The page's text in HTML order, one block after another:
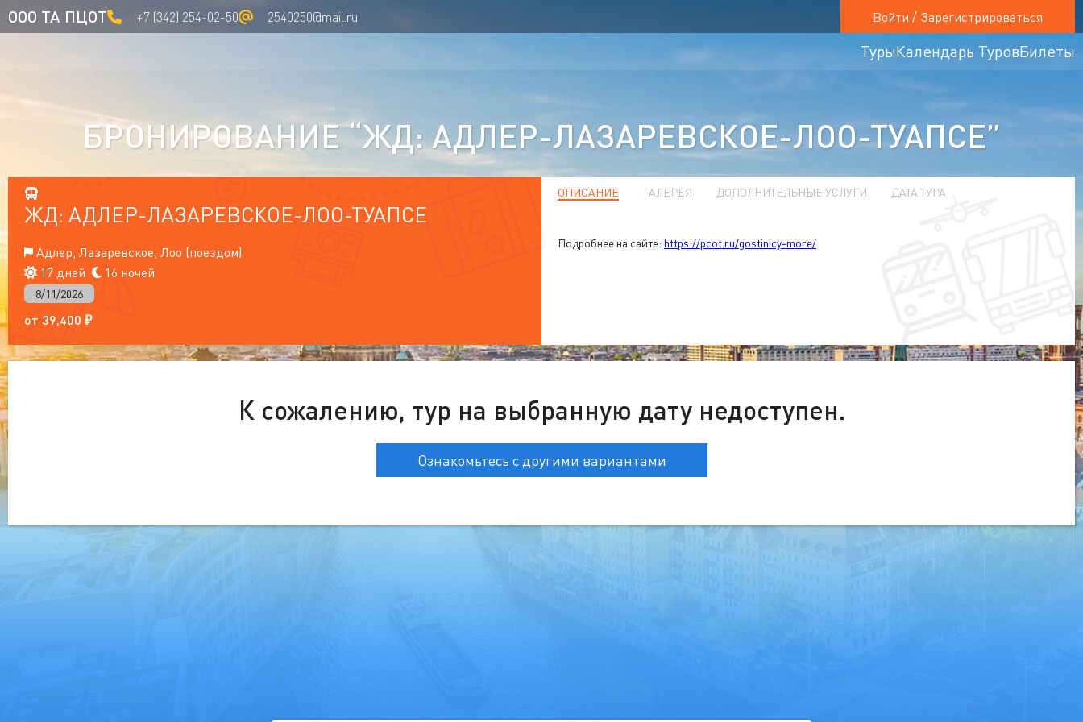
ООО ТА ПЦОТ +7 (342) 254-02-50 2540250@mail.ru Войти / Зарегистрироваться
ТурыКалендарь ТуровБилеты
БРОНИРОВАНИЕ “ЖД: АДЛЕР-ЛАЗАРЕВСКОЕ-ЛОО-ТУАПСЕ”
ЖД: АДЛЕР-ЛАЗАРЕВСКОЕ-ЛОО-ТУАПСЕ
Адлер, Лазаревское, Лоо (поездом)
17 дней
16 ночей
8/11/2026
от 39,400 ₽
ОПИСАНИЕ ГАЛЕРЕЯ ДОПОЛНИТЕЛЬНЫЕ УСЛУГИ ДАТА ТУРА
Подробнее на сайте: https://pcot.ru/gostinicy-more/
К сожалению, тур на выбранную дату недоступен.
Ознакомьтесь с другими вариантами